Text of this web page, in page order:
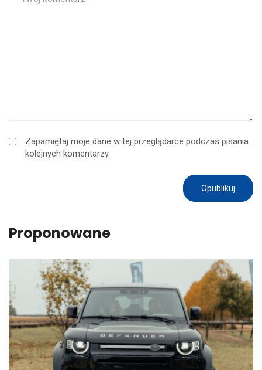
Zapamiętaj moje dane w tej przeglądarce podczas pisania
kolejnych komentarzy.
Proponowane